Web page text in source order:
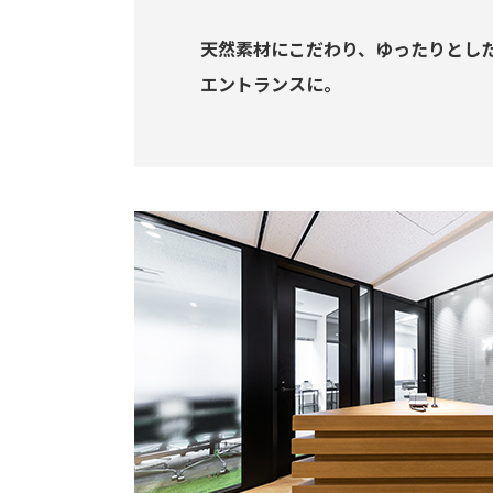
天然素材にこだわり、ゆったりとし
エントランスに。